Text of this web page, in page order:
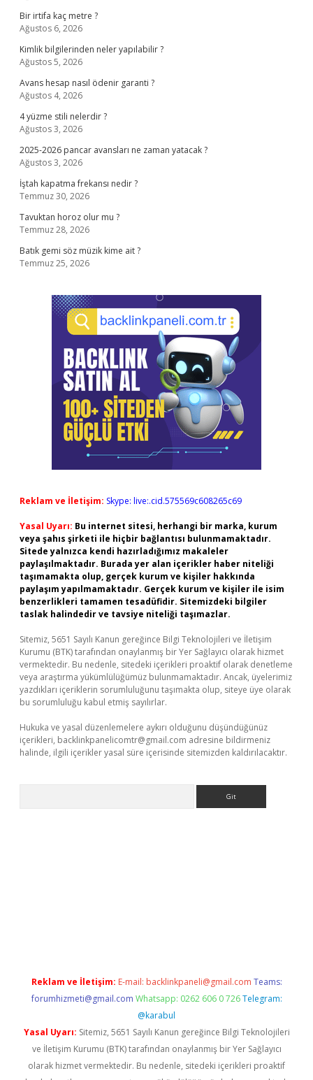
Bir irtifa kaç metre ?
Ağustos 6, 2026
Kimlik bilgilerinden neler yapılabilir ?
Ağustos 5, 2026
Avans hesap nasıl ödenir garanti ?
Ağustos 4, 2026
4 yüzme stili nelerdir ?
Ağustos 3, 2026
2025-2026 pancar avansları ne zaman yatacak ?
Ağustos 3, 2026
İştah kapatma frekansı nedir ?
Temmuz 30, 2026
Tavuktan horoz olur mu ?
Temmuz 28, 2026
Batık gemi söz müzik kime ait ?
Temmuz 25, 2026
Reklam ve İletişim: Skype: live:.cid.575569c608265c69
Yasal Uyarı: Bu internet sitesi, herhangi bir marka, kurum
veya şahıs şirketi ile hiçbir bağlantısı bulunmamaktadır.
Sitede yalnızca kendi hazırladığımız makaleler
paylaşılmaktadır. Burada yer alan içerikler haber niteliği
taşımamakta olup, gerçek kurum ve kişiler hakkında
paylaşım yapılmamaktadır. Gerçek kurum ve kişiler ile isim
benzerlikleri tamamen tesadüfidir. Sitemizdeki bilgiler
taslak halindedir ve tavsiye niteliği taşımazlar.
Sitemiz, 5651 Sayılı Kanun gereğince Bilgi Teknolojileri ve İletişim
Kurumu (BTK) tarafından onaylanmış bir Yer Sağlayıcı olarak hizmet
vermektedir. Bu nedenle, sitedeki içerikleri proaktif olarak denetleme
veya araştırma yükümlülüğümüz bulunmamaktadır. Ancak, üyelerimiz
yazdıkları içeriklerin sorumluluğunu taşımakta olup, siteye üye olarak
bu sorumluluğu kabul etmiş sayılırlar.
Hukuka ve yasal düzenlemelere aykırı olduğunu düşündüğünüz
içerikleri, backlinkpanelicomtr@gmail.com adresine bildirmeniz
halinde, ilgili içerikler yasal süre içerisinde sitemizden kaldırılacaktır.
Reklam ve İletişim: E-mail: backlinkpaneli@gmail.com Teams:
forumhizmeti@gmail.com Whatsapp: 0262 606 0 726 Telegram:
@karabul
Yasal Uyarı: Sitemiz, 5651 Sayılı Kanun gereğince Bilgi Teknolojileri
ve İletişim Kurumu (BTK) tarafından onaylanmış bir Yer Sağlayıcı
olarak hizmet vermektedir. Bu nedenle, sitedeki içerikleri proaktif